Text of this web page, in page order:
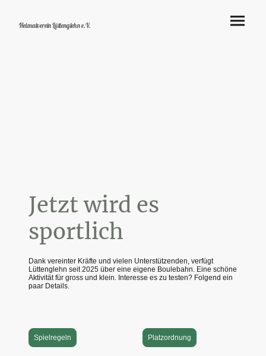
Heimatverein Lüttenglehn e.V.
Jetzt wird es
sportlich
Dank vereinter Kräfte und vielen Unterstützenden, verfügt
Lüttenglehn seit 2025 über eine eigene Boulebahn. Eine schöne
Aktivität für gross und klein. Interesse es zu testen? Folgend ein
paar Details.
Spielregeln Platzordnung